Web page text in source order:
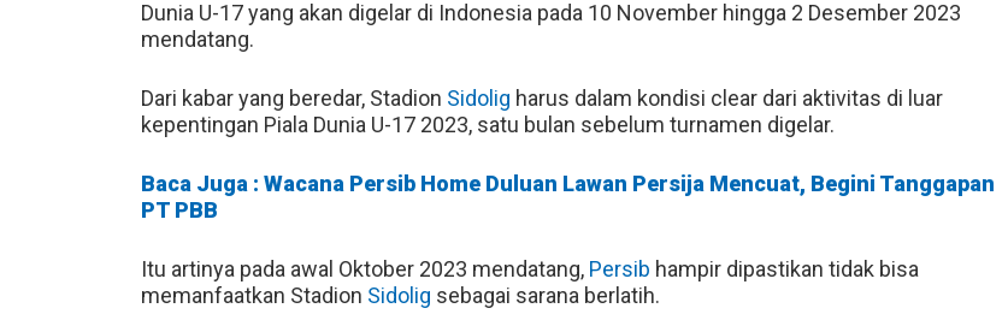
Dunia U-17 yang akan digelar di Indonesia pada 10 November hingga 2 Desember 2023
mendatang.
Dari kabar yang beredar, Stadion Sidolig harus dalam kondisi clear dari aktivitas di luar
kepentingan Piala Dunia U-17 2023, satu bulan sebelum turnamen digelar.
Baca Juga : Wacana Persib Home Duluan Lawan Persija Mencuat, Begini Tanggapan
PT PBB
Itu artinya pada awal Oktober 2023 mendatang, Persib hampir dipastikan tidak bisa
memanfaatkan Stadion Sidolig sebagai sarana berlatih.